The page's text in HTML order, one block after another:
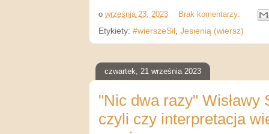
o września 23, 2023
Brak komentarzy:
Etykiety: #wierszeSil , Jesienią (wiersz)
czwartek, 21 września 2023
"Nic dwa razy" Wisławy
czyli czy interpretacja